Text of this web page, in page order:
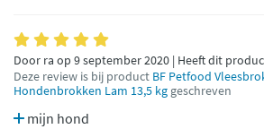
Door ra op 9 september 2020 | Heeft dit
Deze review is bij product BF Petfood
Hondenbrokken Lam 13,5 kg geschreven
mijn hond